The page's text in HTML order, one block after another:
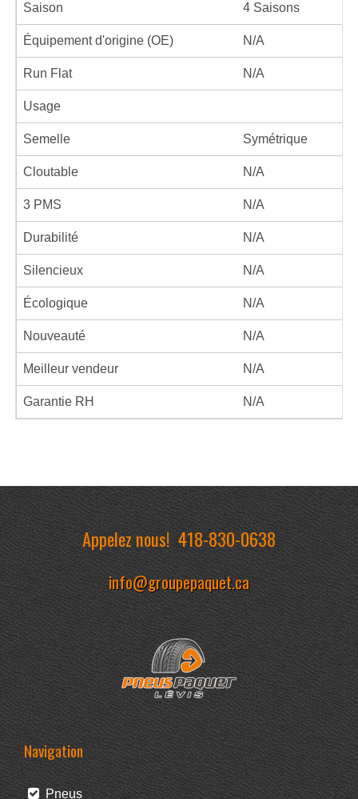
Saison 4 Saisons
Équipement d'origine (OE) N/A
Run Flat N/A
Usage
Semelle Symétrique
Cloutable N/A
3 PMS N/A
Durabilité N/A
Silencieux N/A
Écologique N/A
Nouveauté N/A
Meilleur vendeur N/A
Garantie RH N/A
Appelez nous!418-830-0638
info@groupepaquet.ca
Navigation
Pneus